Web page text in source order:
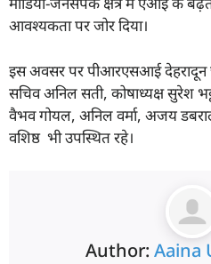
आवश्यकता पर जोर दिया।
इस अवसर पर पीआरएसआई देहरादून
सचिव अनिल सती, कोषाध्यक्ष सुरेश
वैभव गोयल, अनिल वर्मा, अजय
वशिष्ठ भी उपस्थित रहे।
Author: Aaina